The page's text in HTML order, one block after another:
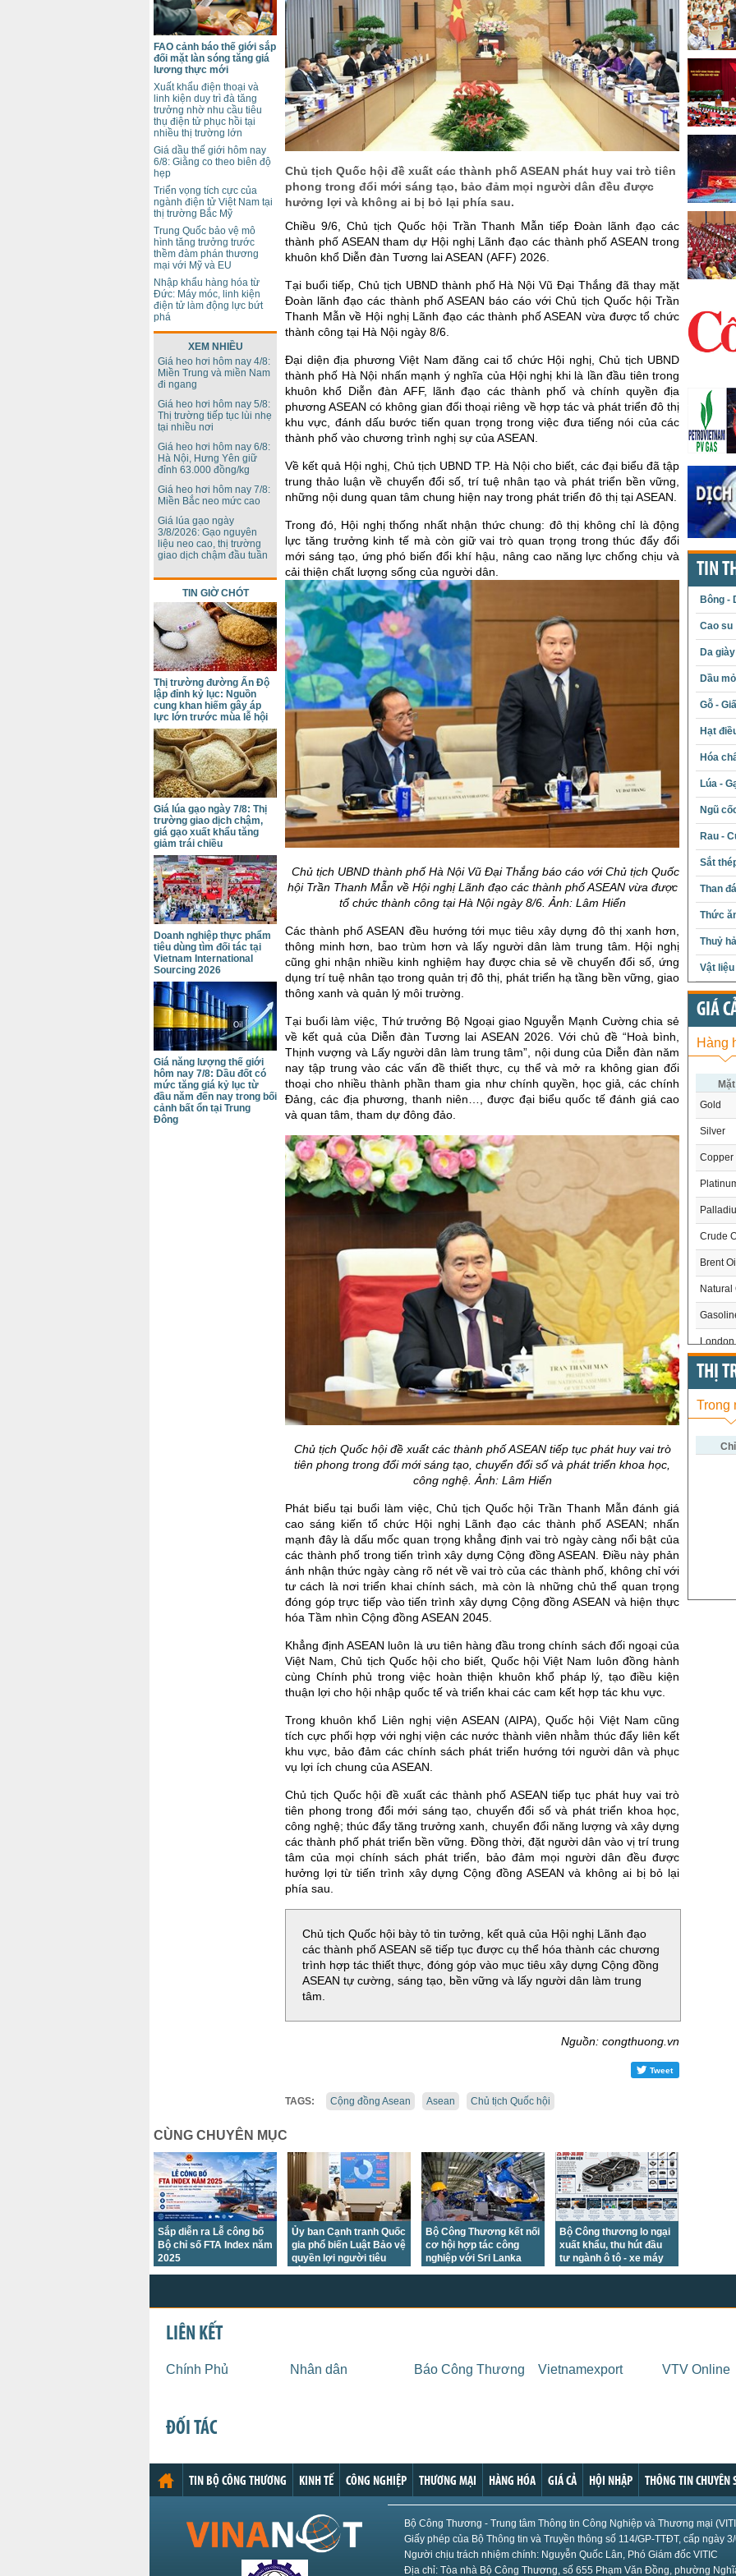
Chủ tịch Quốc hội đề xuất các thành phố ASEAN phát huy vai trò tiên
phong trong đổi mới sáng tạo, bảo đảm mọi người dân đều được
hưởng lợi và không ai bị bỏ lại phía sau.
Chiều 9/6, Chủ tịch Quốc hội Trần Thanh Mẫn tiếp Đoàn lãnh đạo các
thành phố ASEAN tham dự Hội nghị Lãnh đạo các thành phố ASEAN trong
khuôn khổ Diễn đàn Tương lai ASEAN (AFF) 2026.
Tại buổi tiếp, Chủ tịch UBND thành phố Hà Nội Vũ Đại Thắng đã thay mặt
Đoàn lãnh đạo các thành phố ASEAN báo cáo với Chủ tịch Quốc hội Trần
Thanh Mẫn về Hội nghị Lãnh đạo các thành phố ASEAN vừa được tổ chức
thành công tại Hà Nội ngày 8/6.
Đại diện địa phương Việt Nam đăng cai tổ chức Hội nghị, Chủ tịch UBND
thành phố Hà Nội nhấn mạnh ý nghĩa của Hội nghị khi là lần đầu tiên trong
khuôn khổ Diễn đàn AFF, lãnh đạo các thành phố và chính quyền địa
phương ASEAN có không gian đối thoại riêng về hợp tác và phát triển đô thị
khu vực, đánh dấu bước tiến quan trọng trong việc đưa tiếng nói của các
thành phố vào chương trình nghị sự của ASEAN.
Về kết quả Hội nghị, Chủ tịch UBND TP. Hà Nội cho biết, các đại biểu đã tập
trung thảo luận về chuyển đổi số, trí tuệ nhân tạo và phát triển bền vững,
những nội dung quan tâm chung hiện nay trong phát triển đô thị tại ASEAN.
Trong đó, Hội nghị thống nhất nhận thức chung: đô thị không chỉ là động
lực tăng trưởng kinh tế mà còn giữ vai trò quan trọng trong thúc đẩy đổi
mới sáng tạo, ứng phó biến đổi khí hậu, nâng cao năng lực chống chịu và
cải thiện chất lượng sống của người dân.
Chủ tịch UBND thành phố Hà Nội Vũ Đại Thắng báo cáo với Chủ tịch Quốc
hội Trần Thanh Mẫn về Hội nghị Lãnh đạo các thành phố ASEAN vừa được
tổ chức thành công tại Hà Nội ngày 8/6. Ảnh: Lâm Hiển
Các thành phố ASEAN đều hướng tới mục tiêu xây dựng đô thị xanh hơn,
thông minh hơn, bao trùm hơn và lấy người dân làm trung tâm. Hội nghị
cũng ghi nhận nhiều kinh nghiệm hay được chia sẻ về chuyển đổi số, ứng
dụng trí tuệ nhân tạo trong quản trị đô thị, phát triển hạ tầng bền vững, giao
thông xanh và quản lý môi trường.
Tại buổi làm việc, Thứ trưởng Bộ Ngoại giao Nguyễn Mạnh Cường chia sẻ
về kết quả của Diễn đàn Tương lai ASEAN 2026. Với chủ đề “Hoà bình,
Thịnh vượng và Lấy người dân làm trung tâm”, nội dung của Diễn đàn năm
nay tập trung vào các vấn đề thiết thực, cụ thể và mở ra không gian đối
thoại cho nhiều thành phần tham gia như chính quyền, học giả, các chính
Đảng, các địa phương, thanh niên…, được đại biểu quốc tế đánh giá cao
và quan tâm, tham dự đông đảo.
Chủ tịch Quốc hội đề xuất các thành phố ASEAN tiếp tục phát huy vai trò
tiên phong trong đổi mới sáng tạo, chuyển đổi số và phát triển khoa học,
công nghệ. Ảnh: Lâm Hiển
Phát biểu tại buổi làm việc, Chủ tịch Quốc hội Trần Thanh Mẫn đánh giá
cao sáng kiến tổ chức Hội nghị Lãnh đạo các thành phố ASEAN; nhấn
mạnh đây là dấu mốc quan trọng khẳng định vai trò ngày càng nổi bật của
các thành phố trong tiến trình xây dựng Cộng đồng ASEAN. Điều này phản
ánh nhận thức ngày càng rõ nét về vai trò của các thành phố, không chỉ với
tư cách là nơi triển khai chính sách, mà còn là những chủ thể quan trọng
đóng góp trực tiếp vào tiến trình xây dựng Cộng đồng ASEAN và hiện thực
hóa Tầm nhìn Cộng đồng ASEAN 2045.
Khẳng định ASEAN luôn là ưu tiên hàng đầu trong chính sách đối ngoại của
Việt Nam, Chủ tịch Quốc hội cho biết, Quốc hội Việt Nam luôn đồng hành
cùng Chính phủ trong việc hoàn thiện khuôn khổ pháp lý, tạo điều kiện
thuận lợi cho hội nhập quốc tế và triển khai các cam kết hợp tác khu vực.
Trong khuôn khổ Liên nghị viện ASEAN (AIPA), Quốc hội Việt Nam cũng
tích cực phối hợp với nghị viện các nước thành viên nhằm thúc đẩy liên kết
khu vực, bảo đảm các chính sách phát triển hướng tới người dân và phục
vụ lợi ích chung của ASEAN.
Chủ tịch Quốc hội đề xuất các thành phố ASEAN tiếp tục phát huy vai trò
tiên phong trong đổi mới sáng tạo, chuyển đổi số và phát triển khoa học,
công nghệ; thúc đẩy tăng trưởng xanh, chuyển đổi năng lượng và xây dựng
các thành phố phát triển bền vững. Đồng thời, đặt người dân vào vị trí trung
tâm của mọi chính sách phát triển, bảo đảm mọi người dân đều được
hưởng lợi từ tiến trình xây dựng Cộng đồng ASEAN và không ai bị bỏ lại
phía sau.
Chủ tịch Quốc hội bày tỏ tin tưởng, kết quả của Hội nghị Lãnh đạo
các thành phố ASEAN sẽ tiếp tục được cụ thể hóa thành các chương
trình hợp tác thiết thực, đóng góp vào mục tiêu xây dựng Cộng đồng
ASEAN tự cường, sáng tạo, bền vững và lấy người dân làm trung
tâm.
Nguồn: congthuong.vn
Tweet
TAGS: Cộng đồng Asean Asean Chủ tịch Quốc hội
FAO cảnh báo thế giới sắp
đối mặt làn sóng tăng giá
lương thực mới
Xuất khẩu điện thoại và
linh kiện duy trì đà tăng
trưởng nhờ nhu cầu tiêu
thụ điện tử phục hồi tại
nhiều thị trường lớn
Giá dầu thế giới hôm nay
6/8: Giằng co theo biên độ
hẹp
Triển vọng tích cực của
ngành điện tử Việt Nam tại
thị trường Bắc Mỹ
Trung Quốc bảo vệ mô
hình tăng trưởng trước
thềm đàm phán thương
mại với Mỹ và EU
Nhập khẩu hàng hóa từ
Đức: Máy móc, linh kiện
điện tử làm động lực bứt
phá
XEM NHIỀU
Giá heo hơi hôm nay 4/8:
Miền Trung và miền Nam
đi ngang
Giá heo hơi hôm nay 5/8:
Thị trường tiếp tục lùi nhẹ
tại nhiều nơi
Giá heo hơi hôm nay 6/8:
Hà Nội, Hưng Yên giữ
đỉnh 63.000 đồng/kg
Giá heo hơi hôm nay 7/8:
Miền Bắc neo mức cao
Giá lúa gạo ngày
3/8/2026: Gạo nguyên
liệu neo cao, thị trường
giao dịch chậm đầu tuần
TIN GIỜ CHÓT
Thị trường đường Ấn Độ
lập đỉnh kỷ lục: Nguồn
cung khan hiếm gây áp
lực lớn trước mùa lễ hội
Giá lúa gạo ngày 7/8: Thị
trường giao dịch chậm,
giá gạo xuất khẩu tăng
giảm trái chiều
Doanh nghiệp thực phẩm
tiêu dùng tìm đối tác tại
Vietnam International
Sourcing 2026
Giá năng lượng thế giới
hôm nay 7/8: Dầu đốt có
mức tăng giá kỷ lục từ
đầu năm đến nay trong bối
cảnh bất ổn tại Trung
Đông
CÙNG CHUYÊN MỤC
Sắp diễn ra Lễ công bố
Bộ chỉ số FTA Index năm
2025
Ủy ban Cạnh tranh Quốc
gia phổ biến Luật Bảo vệ
quyền lợi người tiêu
Bộ Công Thương kết nối
cơ hội hợp tác công
nghiệp với Sri Lanka
Bộ Công thương lo ngại
xuất khẩu, thu hút đầu
tư ngành ô tô - xe máy
TIN
Bông -
Cao su
Da giày
Dầu
Gỗ -
Hạt
Hóa
Lúa -
Ngũ
Rau -
Sắt
Than đá
Thức
Thuỷ
Vật
GIÁ
Hàng
Gold
Silver
Copper
Crude
Brent
Natural
London
US
US
US
THỊ
Trong
LIÊN KẾT
Chính Phủ Nhân dân Báo Công Thương Vietnamexport VTV Online
ĐỐI TÁC
TIN BỘ CÔNG THƯƠNG KINH TẾ CÔNG NGHIỆP THƯƠNG MẠI HÀNG HÓA GIÁ CẢ HỘI NHẬP THÔNG TIN CHUYÊN
Bộ Công Thương - Trung tâm Thông tin Công Nghiệp và Thương mại
Giấy phép của Bộ Thông tin và Truyền thông số 114/GP-TTĐT, cấp ngày
Người chịu trách nhiệm chính: Nguyễn Quốc Lân, Phó Giám đốc VITIC
Địa chỉ: Tòa nhà Bộ Công Thương, số 655 Phạm Văn Đồng, phường